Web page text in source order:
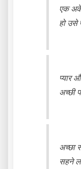
एक
हो उसे
प्यार
अच्छी
अच्छा
सहने